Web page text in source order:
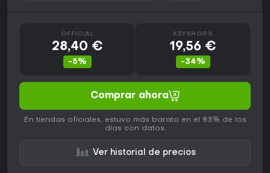
OFFICIAL
28,40 €
-5%
KEYSHOPS
19,56 €
-34%
Comprar ahora
En tiendas oficiales, estuvo más barato en el 83% de los
días con datos.
Ver historial de precios